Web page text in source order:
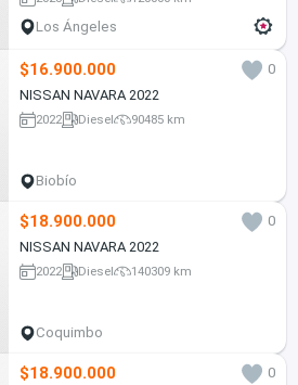
Los Ángeles
$16.900.000
0
NISSAN NAVARA 2022
2022 Diesel 90485 km
Biobío
$18.900.000
0
NISSAN NAVARA 2022
2022 Diesel 140309 km
Coquimbo
$18.900.000 0